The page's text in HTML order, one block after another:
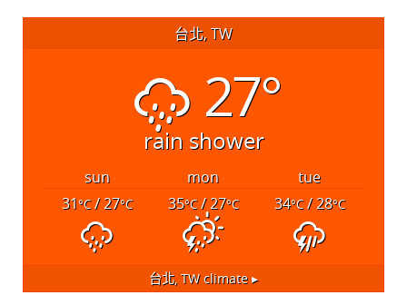
台北, TW
27°
rain shower
sun mon
tue
31°C/ 27°C 35°C/ 27°C 34°C/ 28°C
台北, TWclimate ▸